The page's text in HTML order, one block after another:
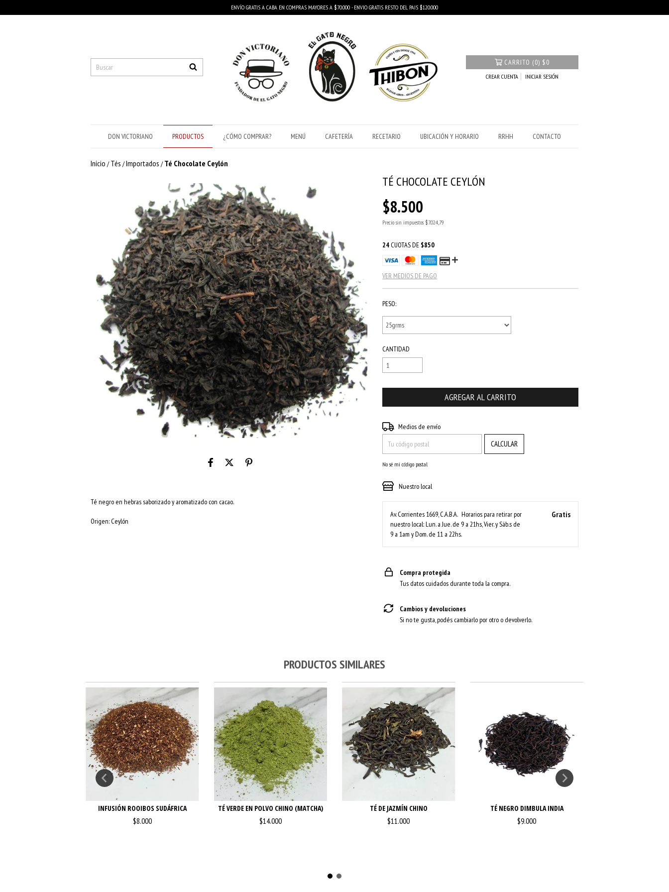
ENVÍO GRATIS A CABA EN COMPRAS MAYORES A $70.000 - ENVIO GRATIS RESTO DEL PAIS $120.000
CARRITO (0) $0
CREAR CUENTA INICIAR SESIÓN
DON VICTORIANO PRODUCTOS ¿CÓMO COMPRAR? MENÚ CAFETERÍA RECETARIO UBICACIÓN Y HORARIO RRHH CONTACTO
Inicio / Tés /Importados / Té Chocolate Ceylón
Té negro en hebras saborizado y aromatizado con cacao.
Origen: Ceylón
TÉ CHOCOLATE CEYLÓN
$8.500
Precio sin impuestos $7.024,79
24 CUOTAS DE $850
VER MEDIOS DE PAGO
PESO:
CANTIDAD
Entregas para el CP:
Medios de envío
CALCULAR
No sé mi código postal
Nuestro local
Av. Corrientes 1669, C.A.B.A. Horarios para retirar por
nuestro local: Lun. a Jue. de 9 a 21hs, Vier. y Sáb.s de
9 a 1am y Dom. de 11 a 22hs.
Gratis
Compra protegida
Tus datos cuidados durante toda la compra.
Cambios y devoluciones
Si no te gusta, podés cambiarlo por otro o devolverlo.
PRODUCTOS SIMILARES
INFUSIÓN ROOIBOS SUDÁFRICA
$8.000
TÉ VERDE EN POLVO CHINO (MATCHA)
$14.000
TÉ DE JAZMÍN CHINO
$11.000
TÉ NEGRO DIMBULA INDIA
$9.000